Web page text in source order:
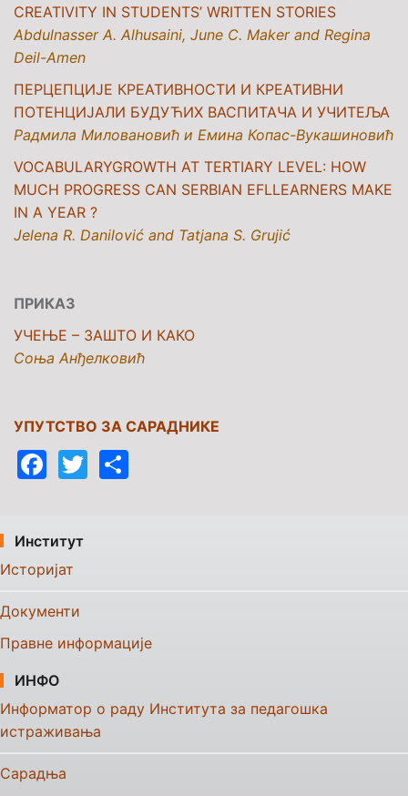
CREATIVITY IN STUDENTS’ WRITTEN STORIES
Abdulnasser A. Alhusaini, June C. Maker and Regina
Deil-Amen
ПЕРЦЕПЦИЈE КРЕАТИВНОСТИ И КРЕАТИВНИ
ПОТЕНЦИЈАЛИ БУДУЋИХ ВАСПИТАЧА И УЧИТЕЉА
Радмила Миловановић и Емина Копас-Вукашиновић
VOCABULARYGROWTH AT TERTIARY LEVEL: HOW
MUCH PROGRESS CAN SERBIAN EFLLEARNERS MAKE
IN A YEAR ?
Jelena R. Danilović and Tatjana S. Grujić
ПРИКАЗ
УЧЕЊЕ – ЗАШТО И КАКО
Соња Анђелковић
УПУТСТВО ЗА САРАДНИКЕ
Facebook
Twitter
Институт
Историјат
Документи
Правне информације
ИНФО
Информатор о раду Института за педагошка
истраживања
Сарадња